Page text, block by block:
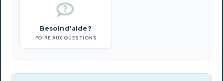
Besoin d'aide ?
FOIRE AUX QUESTIONS